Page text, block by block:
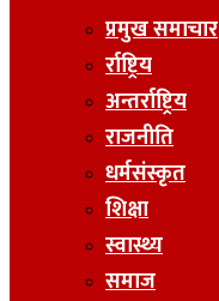
प्रमुख समाचार
र्राष्ट्रिय
अन्तर्राष्ट्रिय
राजनीति
धर्मसंस्कृत
शिक्षा
स्वास्थ्य
समाज